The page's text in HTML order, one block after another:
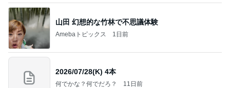
山田 幻想的な竹林で不思議体験
Amebaトピックス 1日前
2026/07/28(K) 4本
何でかな？何でだろ？ 11日前